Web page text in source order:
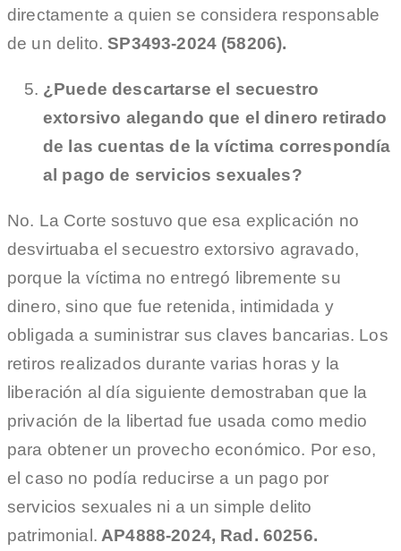
directamente a quien se considera responsable
de un delito. SP3493-2024 (58206).
¿Puede descartarse el secuestro
extorsivo alegando que el dinero retirado
de las cuentas de la víctima correspondía
al pago de servicios sexuales?
No. La Corte sostuvo que esa explicación no
desvirtuaba el secuestro extorsivo agravado,
porque la víctima no entregó libremente su
dinero, sino que fue retenida, intimidada y
obligada a suministrar sus claves bancarias. Los
retiros realizados durante varias horas y la
liberación al día siguiente demostraban que la
privación de la libertad fue usada como medio
para obtener un provecho económico. Por eso,
el caso no podía reducirse a un pago por
servicios sexuales ni a un simple delito
patrimonial. AP4888-2024, Rad. 60256.